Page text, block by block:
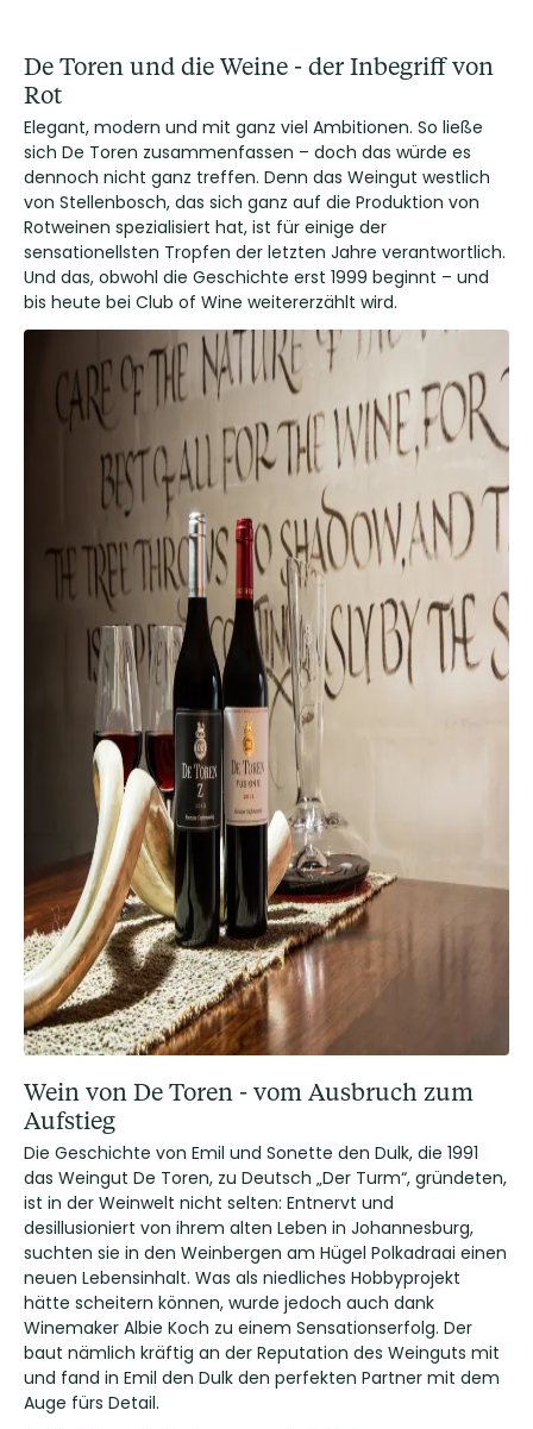
De Toren und die Weine - der Inbegriff von
Rot
Elegant, modern und mit ganz viel Ambitionen. So ließe
sich De Toren zusammenfassen – doch das würde es
dennoch nicht ganz treffen. Denn das Weingut westlich
von Stellenbosch, das sich ganz auf die Produktion von
Rotweinen spezialisiert hat, ist für einige der
sensationellsten Tropfen der letzten Jahre verantwortlich.
Und das, obwohl die Geschichte erst 1999 beginnt – und
bis heute bei Club of Wine weitererzählt wird.
Wein von De Toren - vom Ausbruch zum
Aufstieg
Die Geschichte von Emil und Sonette den Dulk, die 1991
das Weingut De Toren, zu Deutsch „Der Turm“, gründeten,
ist in der Weinwelt nicht selten: Entnervt und
desillusioniert von ihrem alten Leben in Johannesburg,
suchten sie in den Weinbergen am Hügel Polkadraai einen
neuen Lebensinhalt. Was als niedliches Hobbyprojekt
hätte scheitern können, wurde jedoch auch dank
Winemaker Albie Koch zu einem Sensationserfolg. Der
baut nämlich kräftig an der Reputation des Weinguts mit
und fand in Emil den Dulk den perfekten Partner mit dem
Auge fürs Detail.